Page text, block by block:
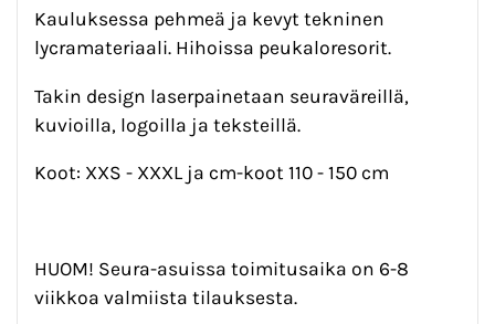
Kauluksessa pehmeä ja kevyt tekninen
lycramateriaali. Hihoissa peukaloresorit.
Takin design laserpainetaan seuraväreillä,
kuvioilla, logoilla ja teksteillä.
Koot: XXS - XXXL ja cm-koot 110 - 150 cm
HUOM! Seura-asuissa toimitusaika on 6-8
viikkoa valmiista tilauksesta.